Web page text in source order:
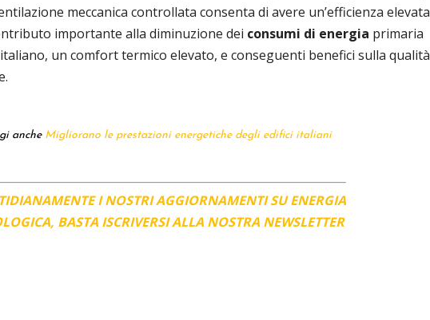
meccanica controllata consenta di avere un’efficienza elevata
importante alla diminuzione dei consumi di energia primaria
un comfort termico elevato, e conseguenti benefici sulla qualità
anche Migliorano le prestazioni energetiche degli edifici italiani
I NOSTRI AGGIORNAMENTI SU ENERGIA
BASTA ISCRIVERSI ALLA NOSTRA NEWSLETTER